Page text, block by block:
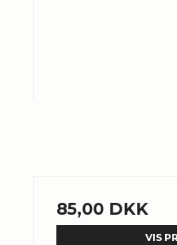
85,00 DKK
VIS